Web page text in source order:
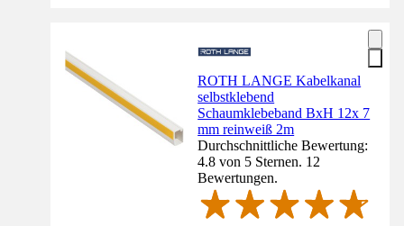
ROTH LANGE Kabelkanal
selbstklebend
Schaumklebeband BxH 12x 7
mm reinweiß 2m
Durchschnittliche Bewertung:
4.8 von 5 Sternen. 12
Bewertungen.